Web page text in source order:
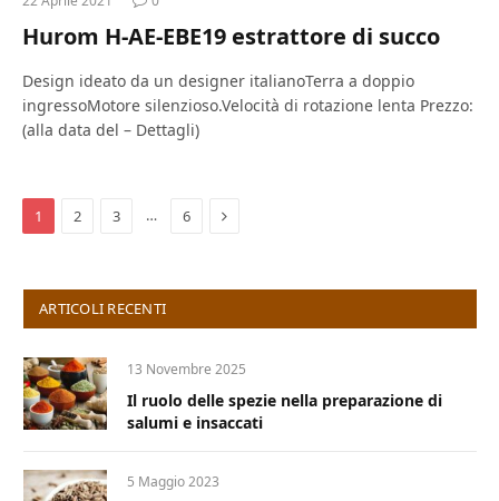
Hurom H-AE-EBE19 estrattore di succo
Design ideato da un designer italianoTerra a doppio
ingressoMotore silenzioso.Velocità di rotazione lenta Prezzo:
(alla data del – Dettagli)
1 2 3 … 6 Next
ARTICOLI RECENTI
13 Novembre 2025
Il ruolo delle spezie nella preparazione di
salumi e insaccati
5 Maggio 2023